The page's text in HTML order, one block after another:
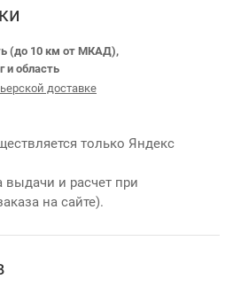
(до 10 км от МКАД),
и область
доставке
только Яндекс
выдачи и расчет при
на сайте).